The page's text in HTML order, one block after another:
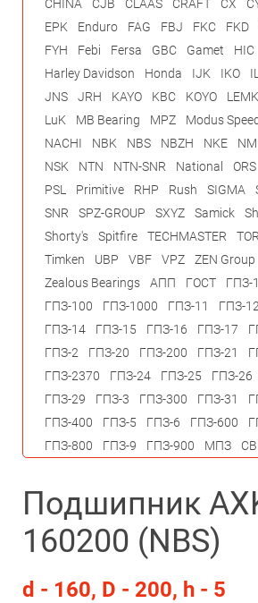
Подшипник
160200 (NBS)
d - 160, D - 200, h - 5
CHINA
CJB CLAAS CRAFT CX
EPK
Enduro FAG FBJ FKC FKD
FYH
Febi Fersa GBC Gamet HIC
Harley Davidson
Honda IJK IKO
JNS
JRH KAYO KBC KOYO
LuK
MB Bearing MPZ
Modus
NACHI
NBK NBS NBZH NKE
NSK
NTN NTN-SNR National ORS
PSL
Primitive RHP Rush SIGMA
SNR
SPZ-GROUP SXYZ Samick
Shorty's
Spitfire TECHMASTER
Timken
UBP VBF VPZ ZEN Group
Zealous Bearings
АПП ГОСТ ГПЗ-1
ГПЗ-100
ГПЗ-1000 ГПЗ-11 ГПЗ-12
ГПЗ-14
ГПЗ-15 ГПЗ-16 ГПЗ-17
ГПЗ-2
ГПЗ-20 ГПЗ-200 ГПЗ-21
ГПЗ-2370
ГПЗ-24 ГПЗ-25 ГПЗ-26
ГПЗ-29
ГПЗ-3 ГПЗ-300 ГПЗ-31
ГПЗ-400
ГПЗ-5 ГПЗ-6 ГПЗ-600
ГПЗ-800
ГПЗ-9 ГПЗ-900 МПЗ